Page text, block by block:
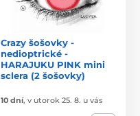
Crazy šošovky -
nedioptrické -
HARAJUKU PINK mini
sclera (2 šošovky)
10 dní, v utorok 25. 8. u vás